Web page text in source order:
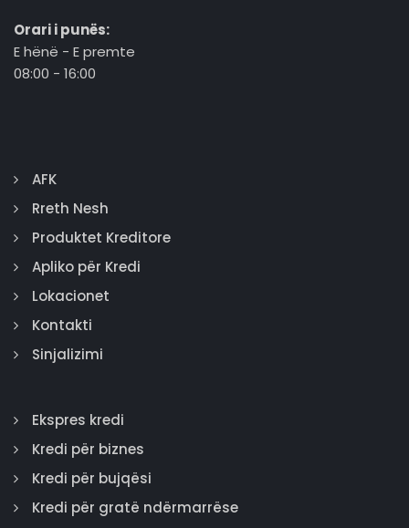
Orari i punës:
E hënë - E premte
08:00 - 16:00
AFK
Rreth Nesh
Produktet Kreditore
Apliko për Kredi
Lokacionet
Kontakti
Sinjalizimi
Ekspres kredi
Kredi për biznes
Kredi për bujqësi
Kredi për gratë ndërmarrëse